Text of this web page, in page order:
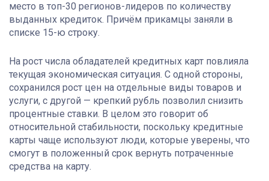
место в топ-30 регионов-лидеров по количеству
выданных кредиток. Причём прикамцы заняли в
списке 15-ю строку.
На рост числа обладателей кредитных карт повлияла
текущая экономическая ситуация. С одной стороны,
сохранился рост цен на отдельные виды товаров и
услуги, с другой — крепкий рубль позволил снизить
процентные ставки. В целом это говорит об
относительной стабильности, поскольку кредитные
карты чаще используют люди, которые уверены, что
смогут в положенный срок вернуть потраченные
средства на карту.